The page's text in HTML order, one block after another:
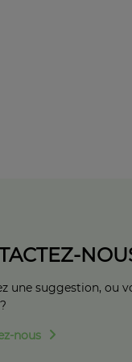
une suggestion, ou
nous